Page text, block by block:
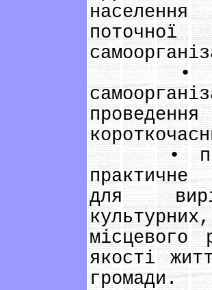
поточної
•
•
практичне
для
місцевого
якості
громади.